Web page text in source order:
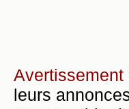
Avertissement
leurs